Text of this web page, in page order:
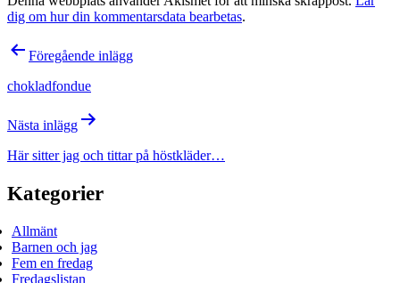
dig om hur din kommentarsdata bearbetas.
Inläggsnavigering
Föregående inlägg
chokladfondue
Nästa inlägg
Här sitter jag och tittar på höstkläder…
Kategorier
Allmänt
Barnen och jag
Fem en fredag
Fredagslistan